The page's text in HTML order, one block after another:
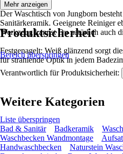
Der Waschtisch von Jungborn
Sanitärkeramik. Geeignete Reiniger
Werkzeug kannst Du natürlich auch
Festgenagelt: Weiß glänzend sorgt
für strahlende Optik in jedem
Mehr anzeigen
Produktsicherheit
Bereich überspringen
Verantwortlich für Produktsicherheit:
Weitere Kategorien
Liste überspringen
Bad & Sanitär
Badkeramik
Waschbecken Wandmontage
Handwaschbecken
Naturstein